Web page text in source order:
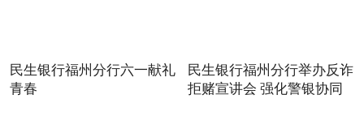
民生银行福州分行六一献礼
青春
民生银行福州分行举办反诈
拒赌宣讲会 强化警银协同